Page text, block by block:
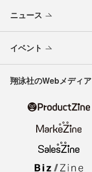
ニュース
イベント
翔泳社のWebメディア